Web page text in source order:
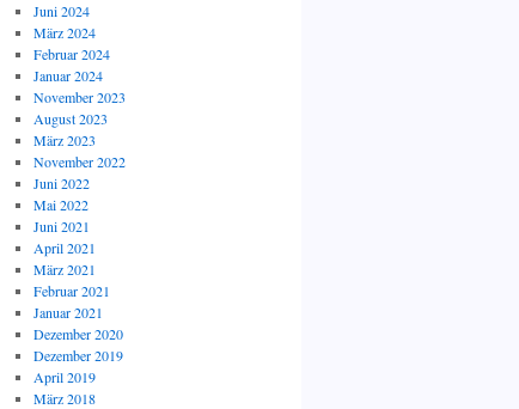
Juni 2024
März 2024
Februar 2024
Januar 2024
November 2023
August 2023
März 2023
November 2022
Juni 2022
Mai 2022
Juni 2021
April 2021
März 2021
Februar 2021
Januar 2021
Dezember 2020
Dezember 2019
April 2019
März 2018